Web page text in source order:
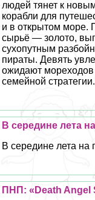
людей тянет к
корабли для
и в открытом море.
сырьё — золото,
сухопутным
пираты. Девять
ожидают мореходов
семейной
В середине лета
В середине лета на
ПНП: «Death Angel